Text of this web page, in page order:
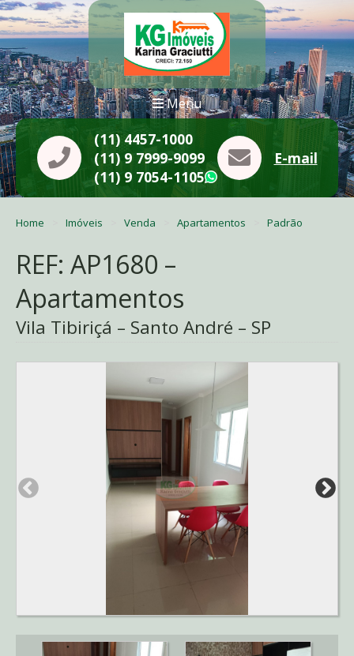
Menu
(11) 4457-1000
(11) 9 7999-9099
(11) 9 7054-1105
WhatsApp
E-mail
Home Imóveis Venda Apartamentos Padrão
REF: AP1680 –
Apartamentos
Vila Tibiriçá – Santo André – SP